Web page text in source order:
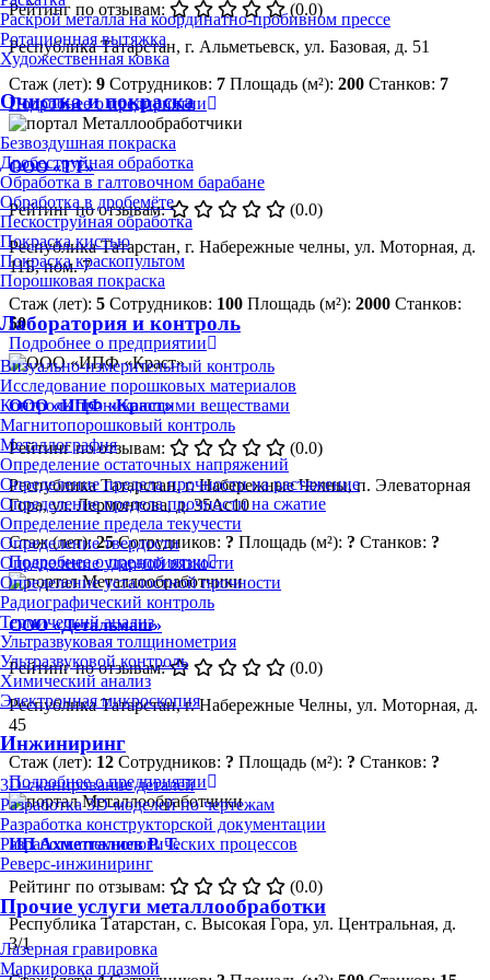
Раскрой металла на координатно-пробивном прессе
Ротационная вытяжка
Художественная ковка
Очистка и покраска
Безвоздушная покраска
Дробеструйная обработка
Обработка в галтовочном барабане
Обработка в дробемёте
Пескоструйная обработка
Покраска кистью
Покраска краскопультом
Порошковая покраска
Лаборатория и контроль
Визуально-измерительный контроль
Исследование порошковых материалов
Контроль проникающими веществами
Магнитопорошковый контроль
Металлография
Определение остаточных напряжений
Определение предела прочности на растяжение
Определение предела прочности на сжатие
Определение предела текучести
Определение твердости
Определение ударной вязкости
Определение усталостной прочности
Радиографический контроль
Термический анализ
Ультразвуковая толщинометрия
Ультразвуковой контроль
Химический анализ
Электронная микроскопия
Инжиниринг
3D-сканирование деталей
Разработка 3D-моделей по чертежам
Разработка конструкторской документации
Разработка технологических процессов
Реверс-инжиниринг
Прочие услуги металлообработки
Лазерная гравировка
Маркировка плазмой
Рейтинг по отзывам:
(0.0)
Республика Татарстан, г. Альметьевск, ул. Базовая, д. 51
Стаж (лет): 9 Сотрудников: 7 Площадь (м²): 200 Станков: 7
Подробнее о предприятии
ООО «ТТ»
Рейтинг по отзывам:
(0.0)
Республика Татарстан, г. Набережные челны, ул. Моторная, д.
11Б, пом. 7
Стаж (лет): 5 Сотрудников: 100 Площадь (м²): 2000 Станков:
50
Подробнее о предприятии
ООО «ИПФ «Краст»
Рейтинг по отзывам:
(0.0)
Республика Татарстан, г. Набережные Челны, п. Элеваторная
Гора, ул. Лермонтова, д. 35Ас10
Стаж (лет):25 Сотрудников: ? Площадь (м²): ? Станков: ?
Подробнее о предприятии
ООО «Детальмаш»
Рейтинг по отзывам:
(0.0)
Республика Татарстан, г. Набережные Челны, ул. Моторная, д.
45
Стаж (лет): 12 Сотрудников: ? Площадь (м²): ? Станков: ?
Подробнее о предприятии
ИП Ахметгалиев Р. Т.
Рейтинг по отзывам:
(0.0)
Республика Татарстан, с. Высокая Гора, ул. Центральная, д.
3/1